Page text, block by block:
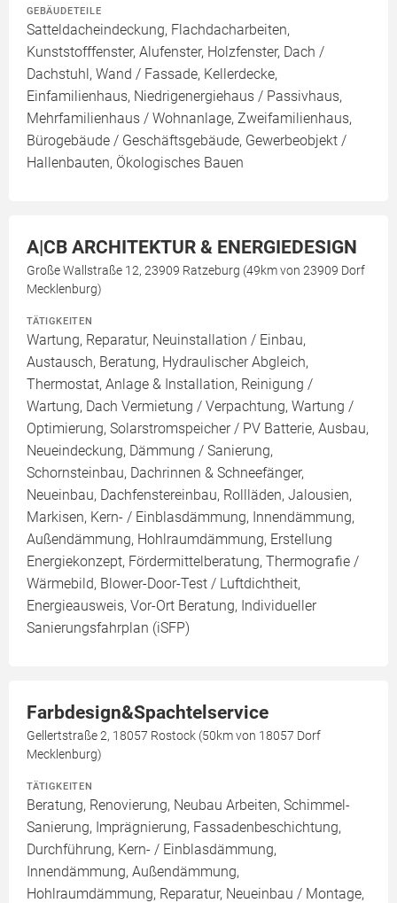
GEBÄUDETEILE
Satteldacheindeckung, Flachdacharbeiten,
Kunststofffenster, Alufenster, Holzfenster, Dach /
Dachstuhl, Wand / Fassade, Kellerdecke,
Einfamilienhaus, Niedrigenergiehaus / Passivhaus,
Mehrfamilienhaus / Wohnanlage, Zweifamilienhaus,
Bürogebäude / Geschäftsgebäude, Gewerbeobjekt /
Hallenbauten, Ökologisches Bauen
A|CB ARCHITEKTUR & ENERGIEDESIGN
Große Wallstraße 12, 23909 Ratzeburg (49km von 23909 Dorf
Mecklenburg)
TÄTIGKEITEN
Wartung, Reparatur, Neuinstallation / Einbau,
Austausch, Beratung, Hydraulischer Abgleich,
Thermostat, Anlage & Installation, Reinigung /
Wartung, Dach Vermietung / Verpachtung, Wartung /
Optimierung, Solarstromspeicher / PV Batterie, Ausbau,
Neueindeckung, Dämmung / Sanierung,
Schornsteinbau, Dachrinnen & Schneefänger,
Neueinbau, Dachfenstereinbau, Rollläden, Jalousien,
Markisen, Kern- / Einblasdämmung, Innendämmung,
Außendämmung, Hohlraumdämmung, Erstellung
Energiekonzept, Fördermittelberatung, Thermografie /
Wärmebild, Blower-Door-Test / Luftdichtheit,
Energieausweis, Vor-Ort Beratung, Individueller
Sanierungsfahrplan (iSFP)
Farbdesign&Spachtelservice
Gellertstraße 2, 18057 Rostock (50km von 18057 Dorf
Mecklenburg)
TÄTIGKEITEN
Beratung, Renovierung, Neubau Arbeiten, Schimmel-
Sanierung, Imprägnierung, Fassadenbeschichtung,
Durchführung, Kern- / Einblasdämmung,
Innendämmung, Außendämmung,
Hohlraumdämmung, Reparatur, Neueinbau / Montage,